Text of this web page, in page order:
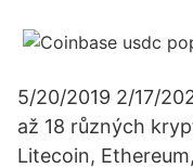
5/20/2019 2/17/
až 18 různých
Litecoin,